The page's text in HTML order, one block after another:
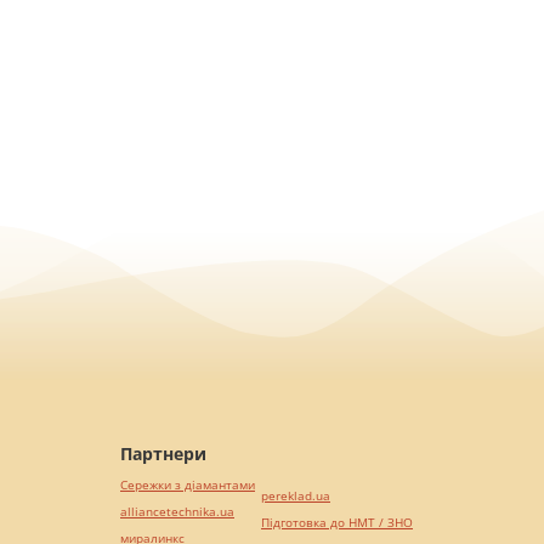
Партнери
Сережки з діамантами
alliancetechnika.ua
миралинкс
pereklad.ua
Підготовка до НМТ / ЗНО